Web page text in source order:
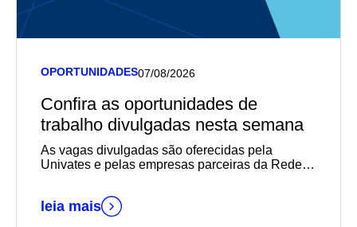
OPORTUNIDADES07/08/2026
Confira as oportunidades de
trabalho divulgadas nesta semana
As vagas divulgadas são oferecidas pela
Univates e pelas empresas parceiras da Rede
leia mais